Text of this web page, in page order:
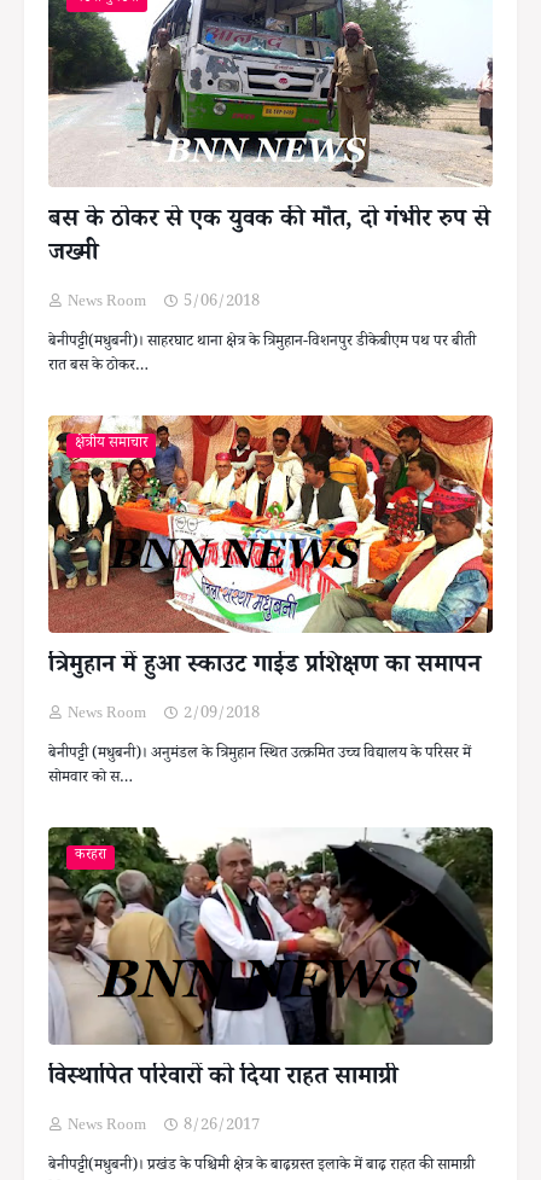
बस के ठोकर से एक युवक की मौत, दो गंभीर रुप से
जख्मी
News Room
5/06/2018
बेनीपट्टी(मधुबनी)। साहरघाट थाना क्षेत्र के त्रिमुहान-विशनपुर डीकेबीएम पथ पर बीती
रात बस के ठोकर…
क्षेत्रीय समाचार
त्रिमुहान में हुआ स्काउट गाईड प्रशिक्षण का समापन
News Room
2/09/2018
बेनीपट्टी (मधुबनी)। अनुमंडल के त्रिमुहान स्थित उत्क्रमित उच्च विद्यालय के परिसर में
सोमवार को स…
करहरा
विस्थापित परिवारों को दिया राहत सामाग्री
News Room
8/26/2017
बेनीपट्टी(मधुबनी)। प्रखंड के पश्चिमी क्षेत्र के बाढ़ग्रस्त इलाके में बाढ़ राहत की सामाग्री